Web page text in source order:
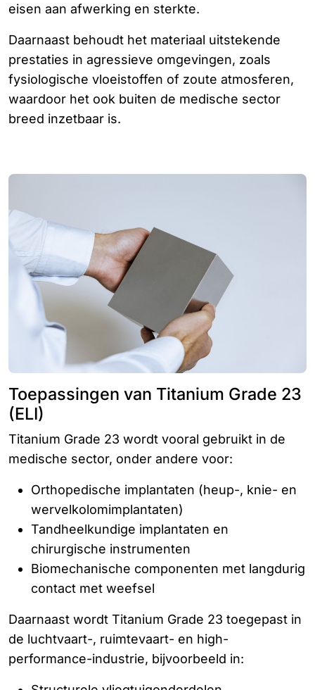
eisen aan afwerking en sterkte.
Daarnaast behoudt het materiaal uitstekende
prestaties in agressieve omgevingen, zoals
fysiologische vloeistoffen of zoute atmosferen,
waardoor het ook buiten de medische sector
breed inzetbaar is.
Toepassingen van Titanium Grade 23
(ELI)
Titanium Grade 23 wordt vooral gebruikt in de
medische sector, onder andere voor:
Orthopedische implantaten (heup-, knie- en
wervelkolomimplantaten)
Tandheelkundige implantaten en
chirurgische instrumenten
Biomechanische componenten met langdurig
contact met weefsel
Daarnaast wordt Titanium Grade 23 toegepast in
de luchtvaart-, ruimtevaart- en high-
performance-industrie, bijvoorbeeld in: